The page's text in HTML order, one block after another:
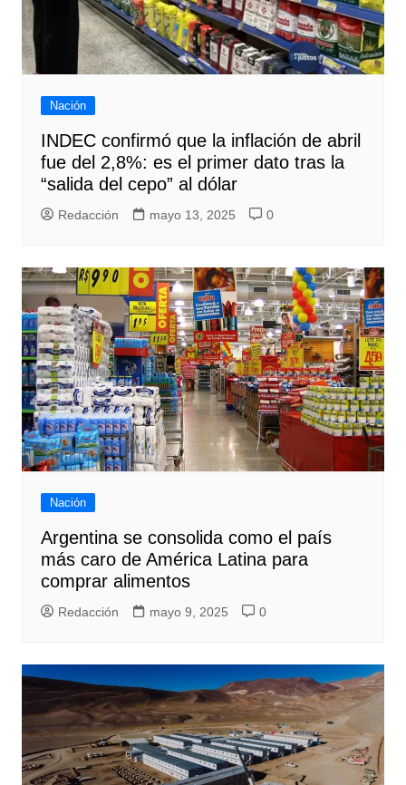
Nación
INDEC confirmó que la inflación de abril
fue del 2,8%: es el primer dato tras la
“salida del cepo” al dólar
Redacción mayo 13, 2025 0
Nación
Argentina se consolida como el país
más caro de América Latina para
comprar alimentos
Redacción mayo 9, 2025 0